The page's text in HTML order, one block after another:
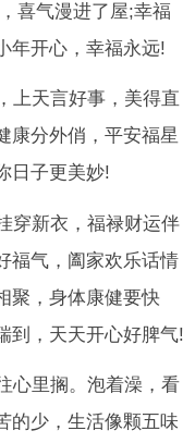
喜气漫进了屋;幸福
年开心，幸福永远!
上天言好事，美得直
康分外俏，平安福星
日子更美妙!
穿新衣，福禄财运伴
福气，阖家欢乐话情
聚，身体康健要快
到，天天开心好脾气!
心里搁。泡着澡，看
的少，生活像颗五味